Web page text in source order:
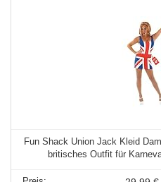
Fun Shack Union Jack Kleid
britisches Outfit für